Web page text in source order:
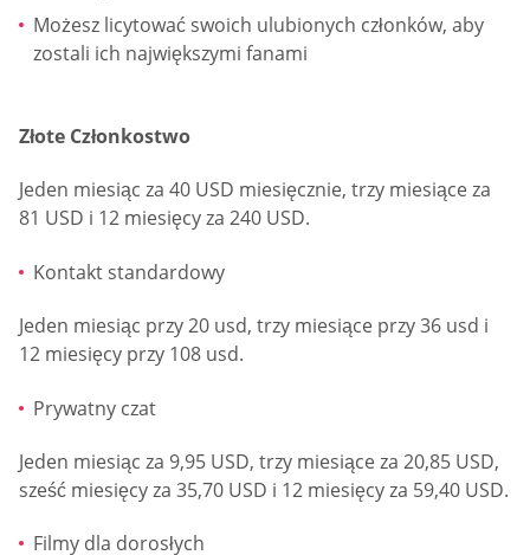
Możesz licytować swoich ulubionych członków, aby
zostali ich największymi fanami
Złote Członkostwo
Jeden miesiąc za 40 USD miesięcznie, trzy miesiące za
81 USD i 12 miesięcy za 240 USD.
Kontakt standardowy
Jeden miesiąc przy 20 usd, trzy miesiące przy 36 usd i
12 miesięcy przy 108 usd.
Prywatny czat
Jeden miesiąc za 9,95 USD, trzy miesiące za 20,85 USD,
sześć miesięcy za 35,70 USD i 12 miesięcy za 59,40 USD.
Filmy dla dorosłych